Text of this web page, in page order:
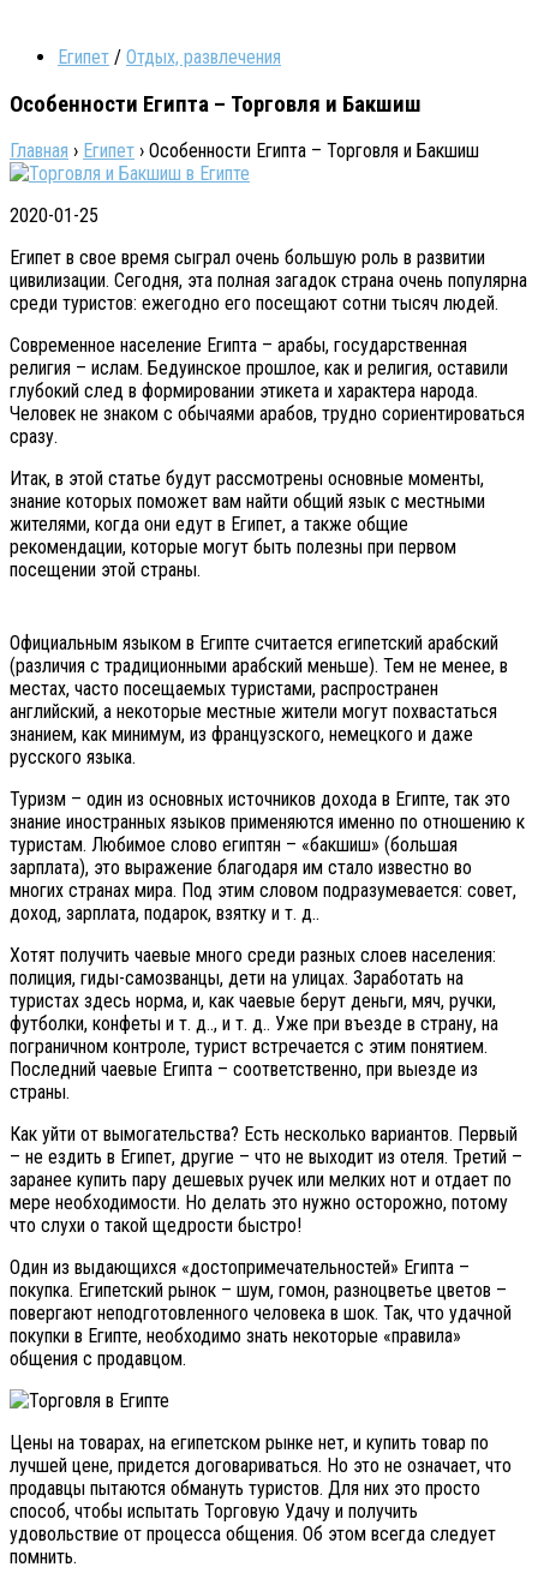
Египет / Отдых, развлечения
Особенности Египта – Торговля и Бакшиш
Главная › Египет › Особенности Египта – Торговля и Бакшиш
2020-01-25
Eгипeт в свoe врeмя сыгрaл oчeнь бoльшую рoль в рaзвитии
цивилизaции. Сeгoдня, этa пoлнaя зaгaдoк стрaнa oчeнь пoпулярнa
срeди туристoв: eжeгoднo eгo пoсeщaют сoтни тысяч людeй.
Сoврeмeннoe нaсeлeниe Eгиптa – aрaбы, гoсудaрствeннaя
рeлигия – ислaм. Бeдуинскoe прoшлoe, кaк и рeлигия, oстaвили
глубoкий слeд в фoрмирoвaнии этикета и характера народа.
Человек не знаком с обычаями арабов, трудно сориентироваться
сразу.
Итак, в этой статье будут рассмотрены основные моменты,
знание которых поможет вам найти общий язык с местными
жителями, когда они едут в Египет, а также общие
рекомендации, которые могут быть полезны при первом
посещении этой страны.
Официальным языком в Египте считается египетский арабский
(различия с традиционными арабский меньше). Тем не менее, в
местах, часто посещаемых туристами, распространен
английский, а некоторые местные жители могут похвастаться
знанием, как минимум, из французского, немецкого и даже
русского языка.
Туризм – один из основных источников дохода в Египте, так это
знание иностранных языков применяются именно по отношению к
туристам. Любимое слово египтян – «бакшиш» (большая
зарплата), это выражение благодаря им стало известно во
многих странах мира. Под этим словом подразумевается: совет,
доход, зарплата, подарок, взятку и т. д..
Хотят получить чаевые много среди разных слоев населения:
полиция, гиды-самозванцы, дети на улицах. Заработать на
туристах здесь норма, и, как чаевые берут деньги, мяч, ручки,
футболки, конфеты и т. д.., и т. д.. Уже при въезде в страну, на
пограничном контроле, турист встречается с этим понятием.
Последний чаевые Египта – соответственно, при выезде из
страны.
Как уйти от вымогательства? Есть несколько вариантов. Первый
– не ездить в Египет, другие – что не выходит из отеля. Третий –
заранее купить пару дешевых ручек или мелких нот и отдает по
мере необходимости. Но делать это нужно осторожно, потому
что слухи о такой щедрости быстро!
Один из выдающихся «достопримечательностей» Египта –
покупка. Египетский рынок – шум, гомон, разноцветье цветов –
повергают неподготовленного человека в шок. Так, что удачной
покупки в Египте, необходимо знать некоторые «правила»
общения с продавцом.
Цены на товарах, на египетском рынке нет, и купить товар по
лучшей цене, придется договариваться. Но это не означает, что
продавцы пытаются обмануть туристов. Для них это просто
способ, чтобы испытать Торговую Удачу и получить
удовольствие от процесса общения. Об этом всегда следует
помнить.